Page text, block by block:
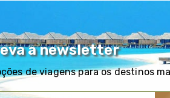
a newsletter
de viagens para os destinos